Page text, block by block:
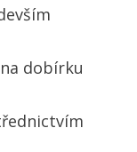
dobírku